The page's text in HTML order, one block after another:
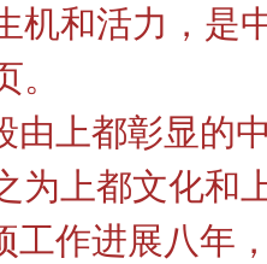
机和活力，是
由上都彰显的
为上都文化和
工作进展八年